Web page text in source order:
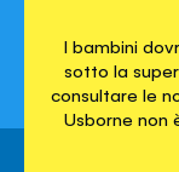
I bambini
sotto la
consultare le
Usborne non